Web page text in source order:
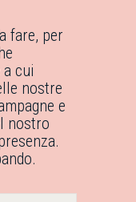
fare, per
cui
nostre
e
nostro